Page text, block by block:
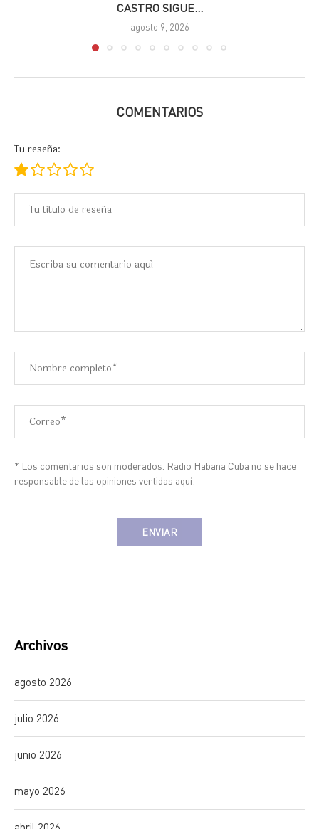
CASTRO SIGUE...
agosto 9, 2026
COMENTARIOS
Tu reseña:
* Los comentarios son moderados. Radio Habana Cuba no se hace
responsable de las opiniones vertidas aquí.
Archivos
agosto 2026
julio 2026
junio 2026
mayo 2026